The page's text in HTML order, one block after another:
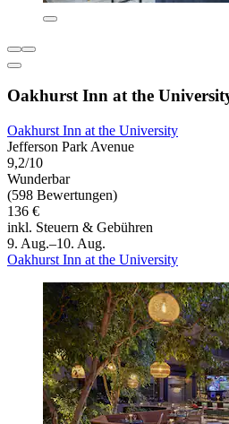
Oakhurst Inn at the
Oakhurst Inn at the University
Jefferson Park Avenue
9,2/10
Wunderbar
(598 Bewertungen)
136 €
inkl. Steuern & Gebühren
9. Aug.–10. Aug.
Oakhurst Inn at the University